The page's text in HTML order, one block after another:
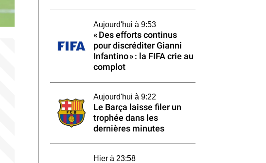
Aujourd'hui à 9:53
« Des efforts continus
pour discréditer Gianni
Infantino » : la FIFA crie au
complot
Aujourd'hui à 9:22
Le Barça laisse filer un
trophée dans les
dernières minutes
Hier à 23:58